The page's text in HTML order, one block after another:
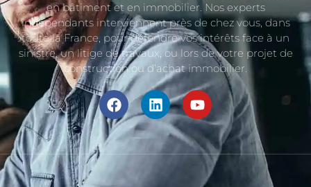
en bâtiment et en immobilier. Nos experts
indépendants interviennent près de chez vous, dans
toute la France, pour défendre vos intérêts face à un
sinistre, un litige de travaux, ou lors de votre projet de
construction ou d’achat immobilier.